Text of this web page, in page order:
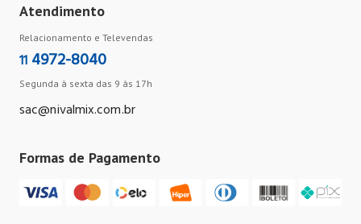
Atendimento
Relacionamento e Televendas
11 4972-8040
Segunda à sexta das 9 às 17h
sac@nivalmix.com.br
Formas de Pagamento